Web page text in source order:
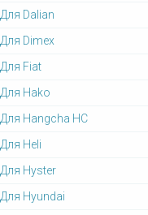
Для Dalian
Для Dimex
Для Fiat
Для Hako
Для Hangcha HC
Для Heli
Для Hyster
Для Hyundai